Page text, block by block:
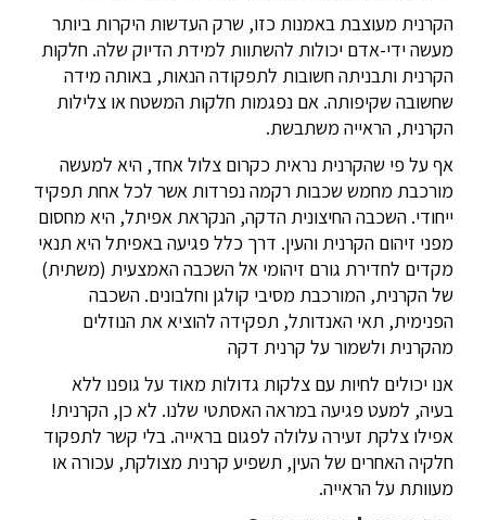
הקרנית מעוצבת באמנות כזו, שרק העדשות היקרות ביותר
מעשה ידי-אדם יכולות להשתוות למידת הדיוק שלה. חלקות
הקרנית ותבניתה חשובות לתפקודה הנאות, באותה מידה
שחשובה שקיפותה. אם נפגמות חלקות המשטח או צלילות
הקרנית, הראייה משתבשת.
אף על פי שהקרנית נראית כקרום צלול אחד, היא למעשה
מורכבת מחמש שכבות רקמה נפרדות אשר לכל אחת תפקיד
ייחודי. השכבה החיצונית הדקה, הנקראת אפיתל, היא מחסום
מפני זיהום הקרנית והעין. דרך כלל פגיעה באפיתל היא תנאי
מקדים לחדירת גורם זיהומי אל השכבה האמצעית (משתית)
של הקרנית, המורכבת מסיבי קולגן וחלבונים. השכבה
הפנימית, תאי האנדותל, תפקידה להוציא את הנוזלים
מהקרנית ולשמור על קרנית דקה
אנו יכולים לחיות עם צלקות גדולות מאוד על גופנו ללא
בעיה, למעט פגיעה במראה האסתטי שלנו. לא כן, הקרנית!
אפילו צלקת זעירה עלולה לפגום בראייה. בלי קשר לתפקוד
חלקיה האחרים של העין, תשפיע קרנית מצולקת, עכורה או
מעוותת על הראייה.